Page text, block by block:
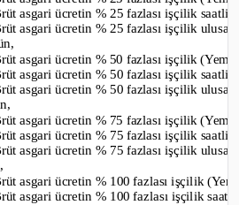
asgari ücretin % 25 fazlası işçilik
asgari ücretin % 25 fazlası işçilik ulusal
asgari ücretin % 50 fazlası işçilik
asgari ücretin % 50 fazlası işçilik saatlik
asgari ücretin % 50 fazlası işçilik ulusal
asgari ücretin % 75 fazlası işçilik
asgari ücretin % 75 fazlası işçilik saatlik
asgari ücretin % 75 fazlası işçilik ulusal
asgari ücretin % 100 fazlası işçilik
asgari ücretin % 100 fazlası işçilik